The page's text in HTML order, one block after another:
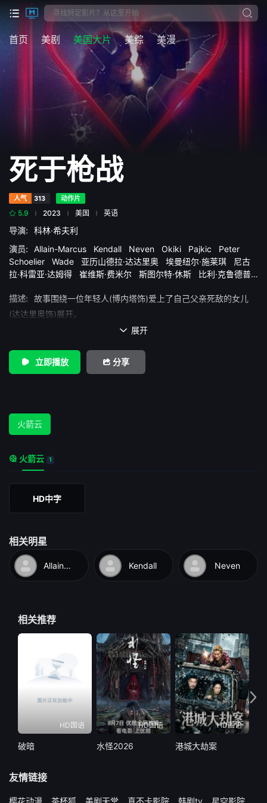
首页 美剧 美国大片 美综 美漫
死于枪战
人气 313 动作片
5.9 2023 美国 英语
导演:
科林·希夫利
演员:
Allain-Marcus Kendall Neven Okiki Pajkic
Peter
Schoelier
Wade 亚历山德拉·达达里奥 埃曼纽尔·施莱琪
尼古
拉·科雷亚·达姆得
崔维斯·费米尔 斯图尔特·休斯
比利·克鲁德普
特文
迪耶戈·博内塔 高莉莉
描述:
故事围绕一位年轻人(博内塔饰)爱上了自己父亲死敌的女儿
(达达里奥饰)展开。
 展开
立即播放 分享
火箭云
火箭云 1
HD中字
相关明星
Allain-Marcus Kendall Neven
相关推荐
HD国语
破暗
HD国语
水怪2026
HD国语
港城大劫案
友情链接